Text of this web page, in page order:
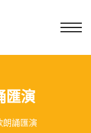
匯演
誦匯演